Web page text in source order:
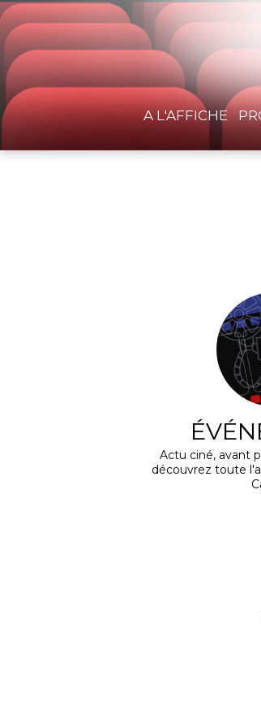
A L'AFFICHE
Actu ciné, avant
découvrez toute